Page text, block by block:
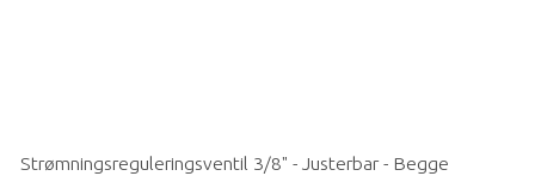
Strømningsreguleringsventil 3/8" - Justerbar - Begge